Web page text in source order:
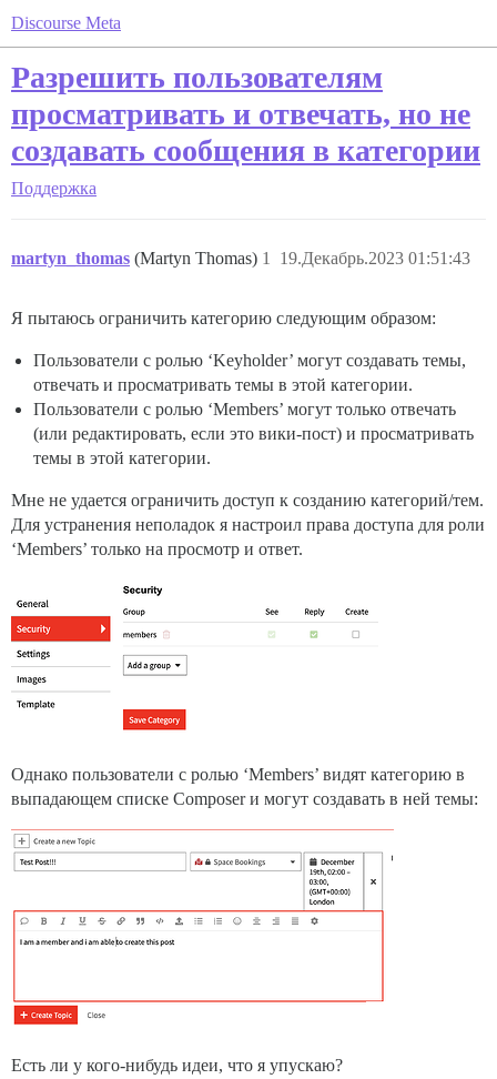
Discourse Meta
Разрешить пользователям
просматривать и отвечать, но не
создавать сообщения в категории
Поддержка
martyn_thomas (Martyn Thomas) 19.Декабрь.2023 01:51:43
1
Я пытаюсь ограничить категорию следующим образом:
Пользователи с ролью ‘Keyholder’ могут создавать темы,
отвечать и просматривать темы в этой категории.
Пользователи с ролью ‘Members’ могут только отвечать
(или редактировать, если это вики-пост) и просматривать
темы в этой категории.
Мне не удается ограничить доступ к созданию категорий/тем.
Для устранения неполадок я настроил права доступа для роли
‘Members’ только на просмотр и ответ.
Однако пользователи с ролью ‘Members’ видят категорию в
выпадающем списке Composer и могут создавать в ней темы:
Есть ли у кого-нибудь идеи, что я упускаю?